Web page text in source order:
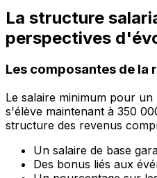
La structure
perspectives
Les composantes de la
Le salaire minimum pour
s'élève maintenant à 350
structure des revenus
Un salaire de base
Des bonus liés aux